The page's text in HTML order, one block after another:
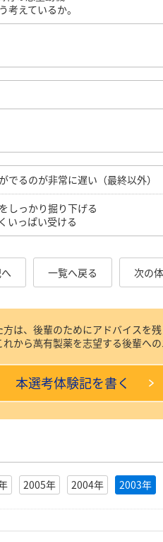
考えているか。
でるのが非常に遅い（最終以外）
しっかり掘り下げる
いっぱい受ける
一覧へ戻る 次の
は、後輩のためにアドバイスを
から萬有製薬を志望する後輩への
本選考体験記を書く
2005年 2004年 2003年